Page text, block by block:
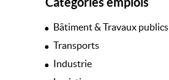
Bâtiment & Travaux publics
Transports
Industrie